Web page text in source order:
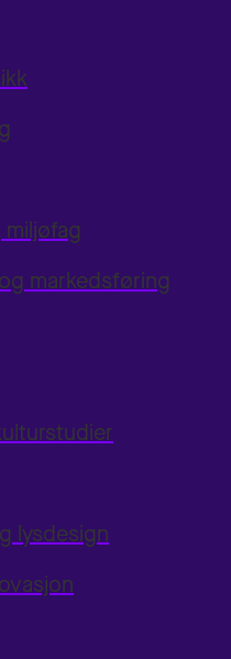
markedsføring
lysdesign